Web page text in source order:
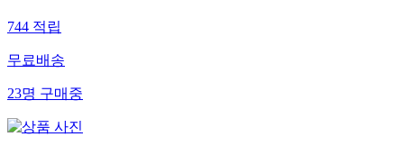
744 적립
무료배송
23명 구매중